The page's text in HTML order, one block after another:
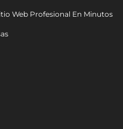
Web Profesional En Minutos